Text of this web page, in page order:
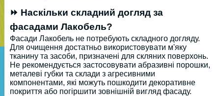
⏩ Наскільки складний догляд за
фасадами Лакобель?
Фасади Лакобель не потребують складного догляду.
Для очищення достатньо використовувати м'яку
тканину та засоби, призначені для скляних поверхонь.
Не рекомендується застосовувати абразивні порошки,
металеві губки та склади з агресивними
компонентами, які можуть пошкодити декоративне
покриття або погіршити зовнішній вигляд фасаду.